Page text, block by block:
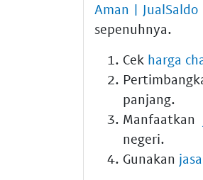
Aman | JualSaldo
sepenuhnya.
Cek harga
panjang.
Manfaatkan
negeri.
Gunakan